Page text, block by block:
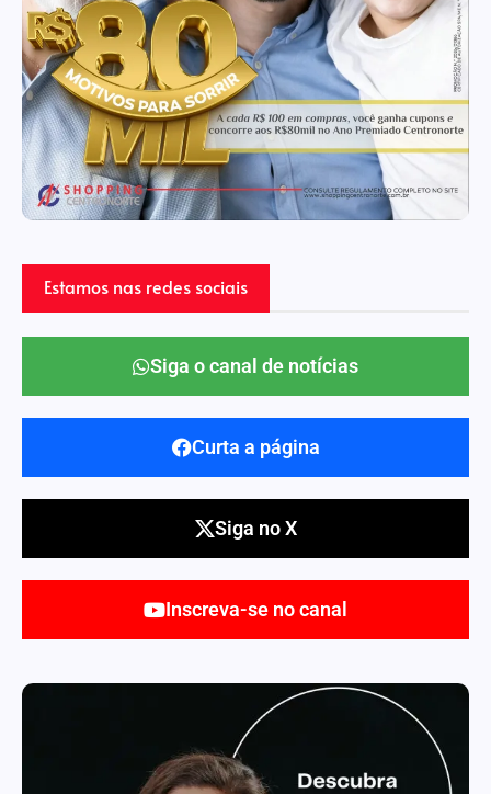
Estamos nas redes sociais
Siga o canal de notícias
Curta a página
Siga no X
Inscreva-se no canal